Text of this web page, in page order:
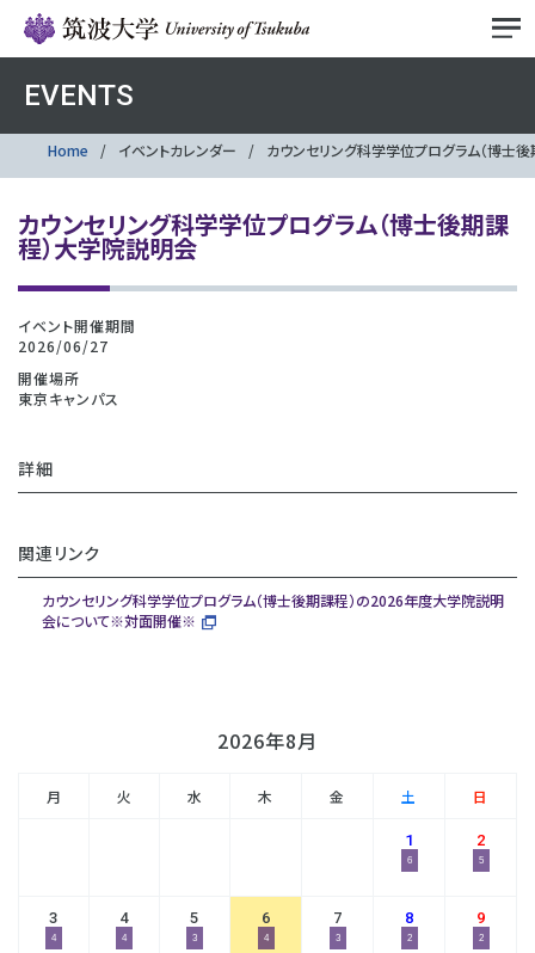
EVENTS
Home イベントカレンダー カウンセリング科学学位プログラム（博士
カウンセリング科学学位プログラム（博士後期課
程）大学院説明会
イベント開催期間
2026/06/27
開催場所
東京キャンパス
詳細
関連リンク
カウンセリング科学学位プログラム（博士後期課程）の2026年度大学院説明
会について※対面開催※
2026年8月
月 火 水 木 金 土 日
1
6
2
5
3
4
4
4
5
3
6
4
7
3
8
2
9
2